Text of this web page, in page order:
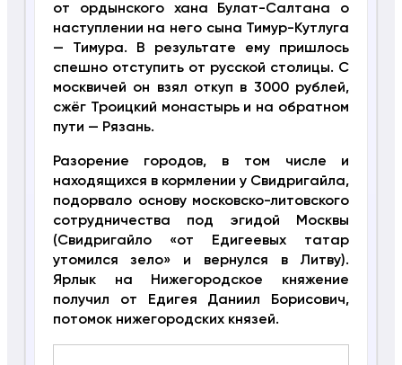
от ордынского хана Булат-Салтана о
наступлении на него сына Тимур-Кутлуга
— Тимура. В результате ему пришлось
спешно отступить от русской столицы. С
москвичей он взял откуп в 3000 рублей,
сжёг Троицкий монастырь и на обратном
пути — Рязань.
Разорение городов, в том числе и
находящихся в кормлении у Свидригайла,
подорвало основу московско-литовского
сотрудничества под эгидой Москвы
(Свидригайло «от Едигеевых татар
утомился зело» и вернулся в Литву).
Ярлык на Нижегородское княжение
получил от Едигея Даниил Борисович,
потомок нижегородских князей.